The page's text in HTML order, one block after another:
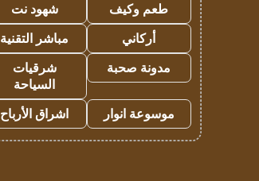
طعم وكيف
شهود نت
أركاني
مباشر التقنية
مدونة صحبة
شرقيات
السياحة
موسوعة انوار
اشراق الأرباح